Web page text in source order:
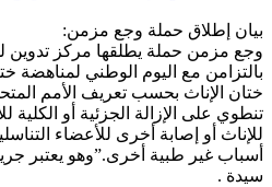
بيان إطلاق حملة وجع مزمن:
وجع مزمن حملة يطلقها مركز تدوين
بالتزامن مع اليوم الوطني لمناهضة ختان
ختان الإناث بحسب تعريف الأمم
تنطوي على الإزالة الجزئية أو الكلية
للإناث أو إصابة أخرى للأعضاء
أسباب غير طبية أخرى.”وهو يعتبر
سيدة .